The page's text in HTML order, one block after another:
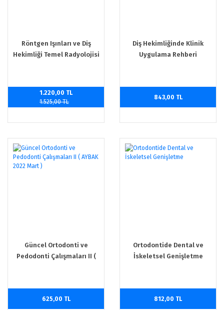
Röntgen Işınları ve Diş
Hekimliği Temel Radyolojisi
1.220,00 TL
1.525,00 TL
Diş Hekimliğinde Klinik
Uygulama Rehberi
843,00 TL
Güncel Ortodonti ve
Pedodonti Çalışmaları II (
625,00 TL
Ortodontide Dental ve
İskeletsel Genişletme
812,00 TL